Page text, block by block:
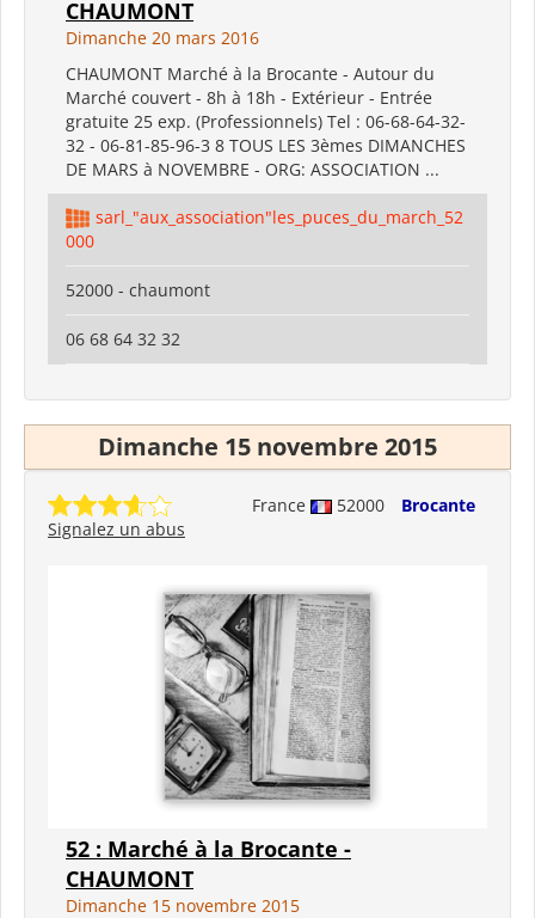
CHAUMONT
Dimanche 20 mars 2016
CHAUMONT Marché à la Brocante - Autour du
Marché couvert - 8h à 18h - Extérieur - Entrée
gratuite 25 exp. (Professionnels) Tel : 06-68-64-32-
32 - 06-81-85-96-3 8 TOUS LES 3èmes DIMANCHES
DE MARS à NOVEMBRE - ORG: ASSOCIATION ...
sarl_"aux_association"les_puces_du_march_52
000
52000 - chaumont
06 68 64 32 32
Dimanche 15 novembre 2015
France 52000
Brocante
Signalez un abus
52 : Marché à la Brocante -
CHAUMONT
Dimanche 15 novembre 2015